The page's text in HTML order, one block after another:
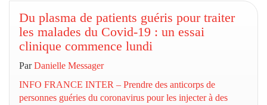
Du plasma de patients guéris pour traiter
les malades du Covid-19 : un essai
clinique commence lundi
ParDanielle Messager
INFO FRANCE INTER – Prendre des anticorps de
personnes guéries du coronavirus pour les injecter à des